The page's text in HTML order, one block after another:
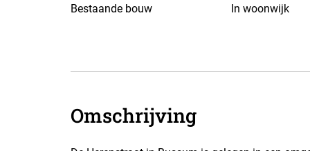
Bestaande bouw In woonwijk
Omschrijving